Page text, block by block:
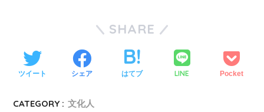
SHARE
ツイート シェア はてブ LINE Pocket
CATEGORY : 文化人